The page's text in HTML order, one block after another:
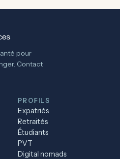
pour
Contact
PROFILS
Expatriés
Retraités
Étudiants
PVT
Digital nomads